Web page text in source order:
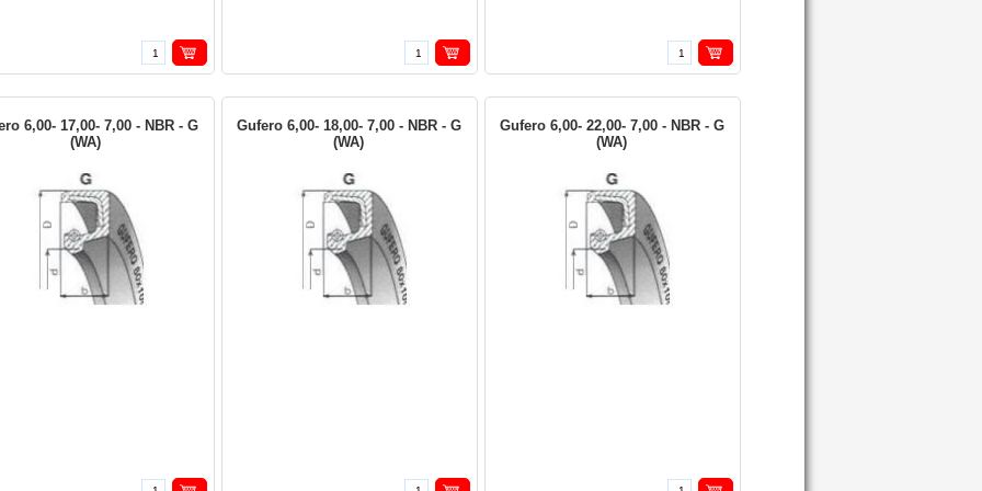
6,00- 17,00- 7,00 - NBR - G
(WA)
Gufero 6,00- 18,00- 7,00 - NBR - G
(WA)
Gufero 6,00- 22,00- 7,00 - NBR - G
(WA)